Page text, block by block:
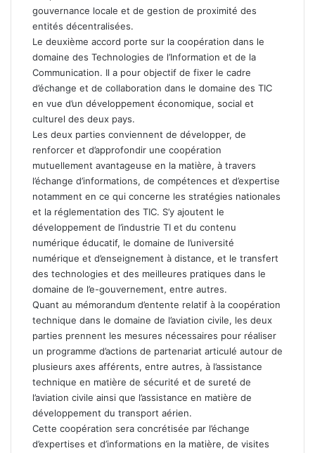
gouvernance locale et de gestion de proximité des
entités décentralisées.
Le deuxième accord porte sur la coopération dans le
domaine des Technologies de l’Information et de la
Communication. Il a pour objectif de fixer le cadre
d’échange et de collaboration dans le domaine des TIC
en vue d’un développement économique, social et
culturel des deux pays.
Les deux parties conviennent de développer, de
renforcer et d’approfondir une coopération
mutuellement avantageuse en la matière, à travers
l’échange d’informations, de compétences et d’expertise
notamment en ce qui concerne les stratégies nationales
et la réglementation des TIC. S’y ajoutent le
développement de l’industrie TI et du contenu
numérique éducatif, le domaine de l’université
numérique et d’enseignement à distance, et le transfert
des technologies et des meilleures pratiques dans le
domaine de l’e-gouvernement, entre autres.
Quant au mémorandum d’entente relatif à la coopération
technique dans le domaine de l’aviation civile, les deux
parties prennent les mesures nécessaires pour réaliser
un programme d’actions de partenariat articulé autour de
plusieurs axes afférents, entre autres, à l’assistance
technique en matière de sécurité et de sureté de
l’aviation civile ainsi que l’assistance en matière de
développement du transport aérien.
Cette coopération sera concrétisée par l’échange
d’expertises et d’informations en la matière, de visites